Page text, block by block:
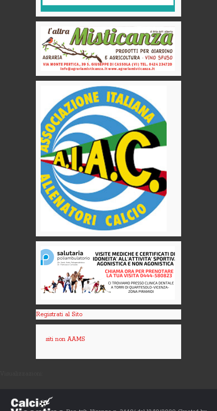
Registrati al Sito
siti non AAMS